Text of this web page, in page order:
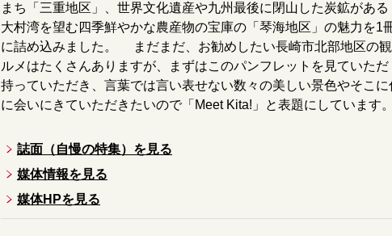
まち「三重地区」、世界文化遺産や九州最後に閉山した炭鉱がある
大村湾を望む四季鮮やかな農産物の宝庫の「琴海地区」の魅力を1
に詰め込みました。 まだまだ、お勧めしたい長崎市北部地区の
ルメはたくさんありますが、まずはこのパンフレットを見ていた
持っていただき、言葉では言い表せない数々の美しい景色やそこ
に会いにきていただきたいので「Meet Kita!」と表題にしています。
誌面（自慢の特集）を見る
媒体情報を見る
媒体HPを見る